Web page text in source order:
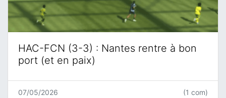
HAC-FCN (3-3) : Nantes rentre à bon
port (et en paix)
07/05/2026
(1 com)